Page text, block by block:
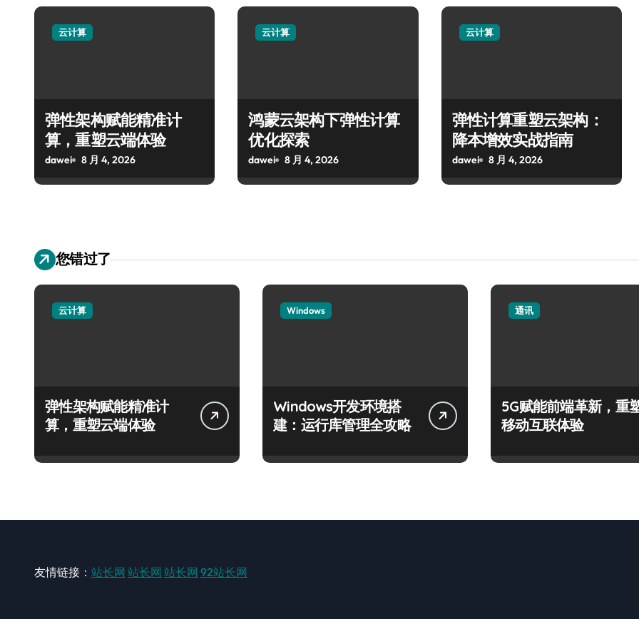
云计算
弹性架构赋能精准计
算，重塑云端体验
dawei 8 月 4, 2026
云计算
鸿蒙云架构下弹性计算
优化探索
dawei 8 月 4, 2026
云计算
弹性计算重塑云架构：
降本增效实战指南
dawei 8 月 4, 2026
您错过了
云计算
弹性架构赋能精准计
算，重塑云端体验
Windows
Windows开发环境搭
建：运行库管理全攻略
通讯
5G赋能前端革新，重
移动互联体验
友情链接： 站长网 站长网 站长网 92站长网